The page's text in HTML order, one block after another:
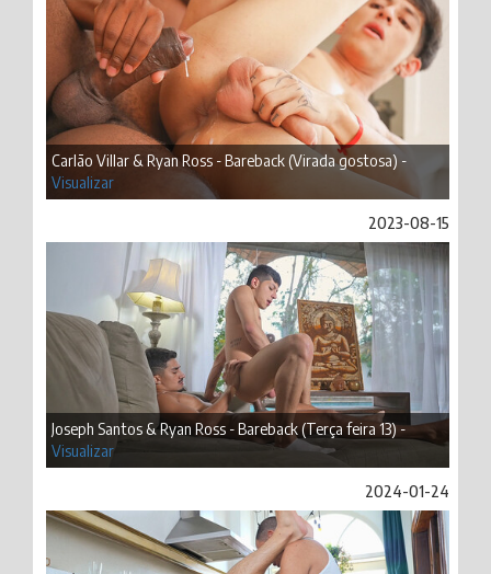
Carlão Villar & Ryan Ross - Bareback (Virada gostosa) -
Visualizar
2023-08-15
Joseph Santos & Ryan Ross - Bareback (Terça feira 13) -
Visualizar
2024-01-24